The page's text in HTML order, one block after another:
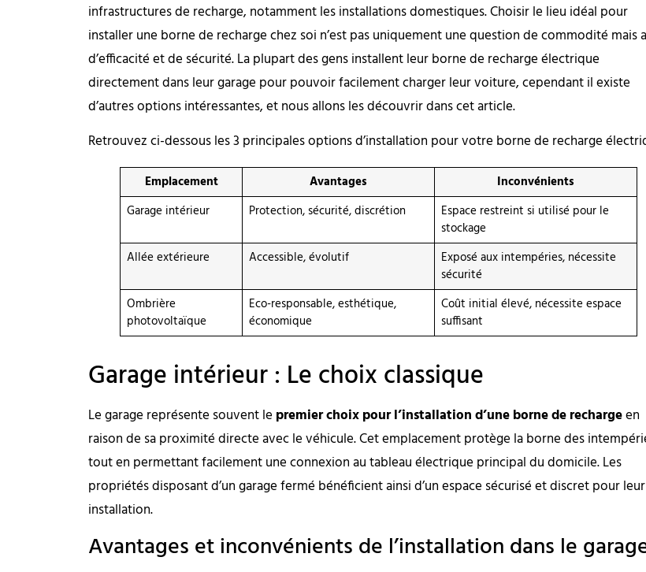
infrastructures de recharge, notamment les installations domestiques. Choisir le lieu idéal pour
installer une borne de recharge chez soi n’est pas uniquement une question de commodité mais
d’efficacité et de sécurité. La plupart des gens installent leur borne de recharge électrique
directement dans leur garage pour pouvoir facilement charger leur voiture, cependant il existe
d’autres options intéressantes, et nous allons les découvrir dans cet article.
Retrouvez ci-dessous les 3 principales options d’installation pour votre borne de recharge
Emplacement Avantages
Inconvénients
Garage intérieur
Protection, sécurité, discrétion
Espace restreint si utilisé pour le
stockage
Allée extérieure
Accessible, évolutif
Exposé aux intempéries, nécessite
sécurité
Ombrière
photovoltaïque
Eco-responsable, esthétique,
économique
Coût initial élevé, nécessite espace
suffisant
Garage intérieur : Le choix classique
Le garage représente souvent le premier choix pour l’installation d’une borne de rechargeen
raison de sa proximité directe avec le véhicule. Cet emplacement protège la borne des
tout en permettant facilement une connexion au tableau électrique principal du domicile. Les
propriétés disposant d’un garage fermé bénéficient ainsi d’un espace sécurisé et discret pour leur
installation.
Avantages et inconvénients de l’installation dans le